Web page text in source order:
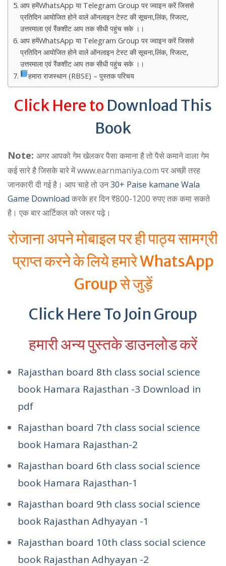
आप हमेंWhatsApp या Telegram Group पर ज्वाइन करें जिससे
प्रतिदिन आयोजित होने वाले ऑनलाइन टेस्ट की सूचना,लिंक, रिजल्ट,
उत्तरमाला एवं रैंकशीट आप तक सीधी पहुंच सके ।।
आप हमेंWhatsApp या Telegram Group पर ज्वाइन करें जिससे
प्रतिदिन आयोजित होने वाले ऑनलाइन टेस्ट की सूचना,लिंक, रिजल्ट,
उत्तरमाला एवं रैंकशीट आप तक सीधी पहुंच सके ।।
हमारा राजस्थान (RBSE) – पुस्तक परिचय
Click Here to Download This
Book
Note: अगर आपको गेम खेलकर पैसा कमाना है तो पैसे कमाने वाला गेम
कई सारे है जिसके बारे में www.earnmaniya.com पर अच्छी तरह
जानकारी दी गई है। आप चाहे तो उन30+ Paise kamane Wala
Game Download करके हर दिन ₹800-1200 रुपए तक कमा सकते
है। एक बार आर्टिकल को जरूर पढ़े।
रोजाना अपने मोबाइल पर ही पाठ्य सामग्री
प्राप्त करने के लिये हमारे WhatsApp
Group से जुड़ें
Click Here To Join Group
हमारी अन्य पुस्तके डाउनलोड करें
Rajasthan board 8th class social science
book Hamara Rajasthan -3 Download in
pdf
Rajasthan board 7th class social science
book Hamara Rajasthan-2
Rajasthan board 6th class social science
book Hamara Rajasthan-1
Rajasthan board 9th class social science
book Rajasthan Adhyayan -1
Rajasthan board 10th class social science
book Rajasthan Adhyayan -2